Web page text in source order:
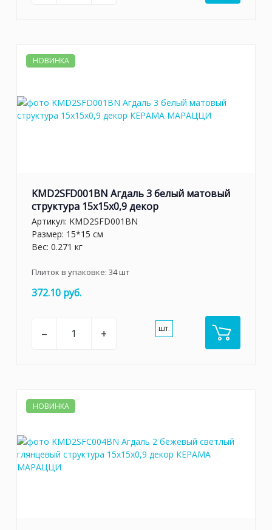
НОВИНКА
KMD2SFD001BN Агдаль 3 белый матовый
структура 15x15x0,9 декор
Артикул: KMD2SFD001BN
Размер: 15*15 см
Вес: 0.271 кг
Плиток в упаковке: 34шт
372.10 руб.
– + шт.
НОВИНКА